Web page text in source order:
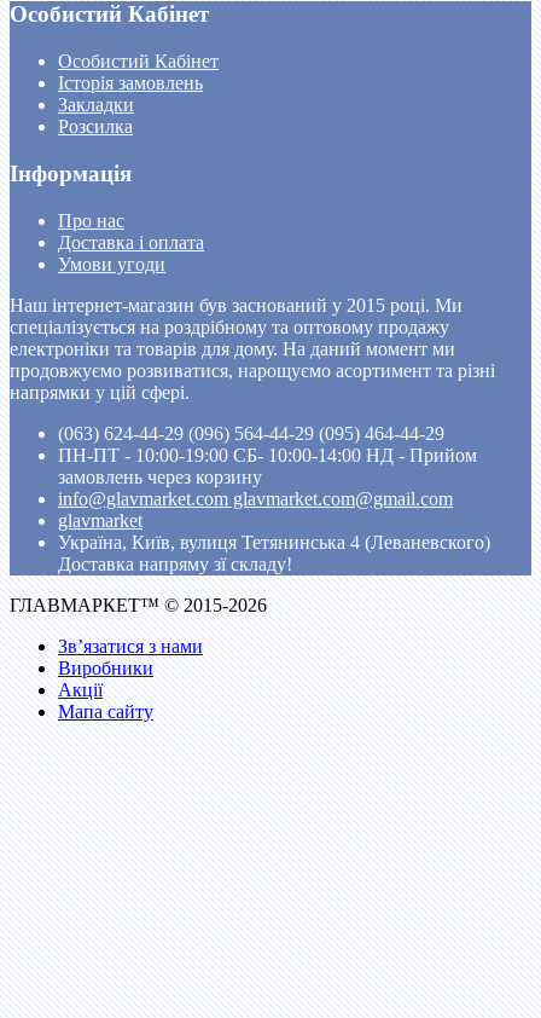
Особистий Кабінет
Особистий Кабінет
Історія замовлень
Закладки
Розсилка
Інформація
Про нас
Доставка і оплата
Умови угоди
Наш інтернет-магазин був заснований у 2015 році. Ми
спеціалізується на роздрібному та оптовому продажу
електроніки та товарів для дому. На даний момент ми
продовжуємо розвиватися, нарощуємо асортимент та різні
напрямки у цій сфері.
(063) 624-44-29 (096) 564-44-29 (095) 464-44-29
ПН-ПТ - 10:00-19:00 CБ- 10:00-14:00 НД - Прийом
замовлень через корзину
info@glavmarket.com glavmarket.com@gmail.com
glavmarket
Україна, Київ, вулиця Тетянинська 4 (Леваневского)
Доставка напряму зї складу!
ГЛАВМАРКЕТ™ © 2015-2026
Зв’язатися з нами
Виробники
Акції
Мапа сайту